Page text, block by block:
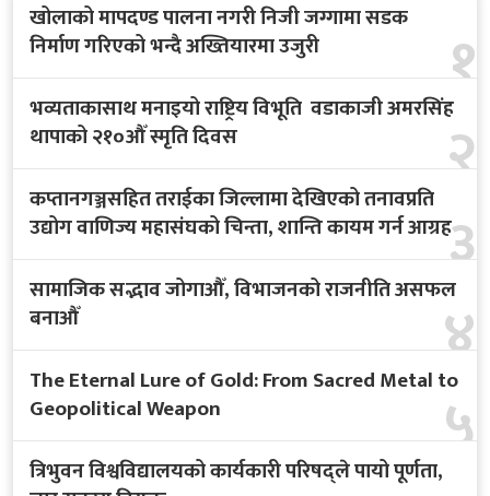
१
खोलाको मापदण्ड पालना नगरी निजी जग्गामा सडक
निर्माण गरिएको भन्दै अख्तियारमा उजुरी
२
भव्यताकासाथ मनाइयो राष्ट्रिय विभूति वडाकाजी अमरसिंह
थापाको २१०औँ स्मृति दिवस
३
कप्तानगञ्जसहित तराईका जिल्लामा देखिएको तनावप्रति
उद्योग वाणिज्य महासंघको चिन्ता, शान्ति कायम गर्न आग्रह
४
सामाजिक सद्भाव जोगाऔँ, विभाजनको राजनीति असफल
बनाऔँ
५
The Eternal Lure of Gold: From Sacred Metal to
Geopolitical Weapon
त्रिभुवन विश्वविद्यालयको कार्यकारी परिषद्ले पायो पूर्णता,